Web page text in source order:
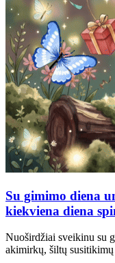
Su gimimo diena
kiekviena diena
Nuoširdžiai sveikinu su
akimirkų, šiltų